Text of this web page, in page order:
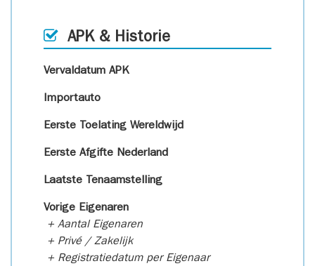
APK & Historie
Vervaldatum APK
Importauto
Eerste Toelating Wereldwijd
Eerste Afgifte Nederland
Laatste Tenaamstelling
Vorige Eigenaren
+ Aantal Eigenaren
+ Privé / Zakelijk
+ Registratiedatum per Eigenaar